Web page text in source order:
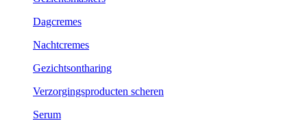
Dagcremes
Nachtcremes
Gezichtsontharing
Verzorgingsproducten scheren
Serum